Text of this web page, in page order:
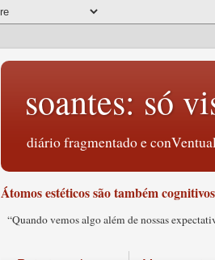
soantes: só
diário fragmentado e
Átomos estéticos são também cognitivos
“Quando vemos algo além de nossas